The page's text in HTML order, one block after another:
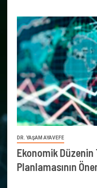
DR. YAŞAM AYAVEFE
Ekonomik
Planlamasının